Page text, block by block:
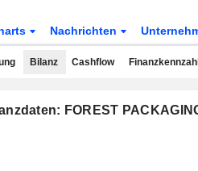
Nachrichten
Bilanz Cashflow
FOREST